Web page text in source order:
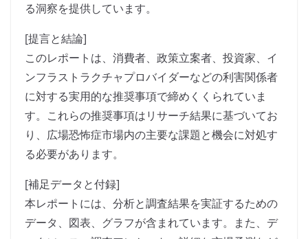
る洞察を提供しています。
[提言と結論]
このレポートは、消費者、政策立案者、投資家、イ
ンフラストラクチャプロバイダーなどの利害関係者
に対する実用的な推奨事項で締めくくられていま
す。これらの推奨事項はリサーチ結果に基づいてお
り、広場恐怖症市場内の主要な課題と機会に対処す
る必要があります。
[補足データと付録]
本レポートには、分析と調査結果を実証するための
データ、図表、グラフが含まれています。また、デ